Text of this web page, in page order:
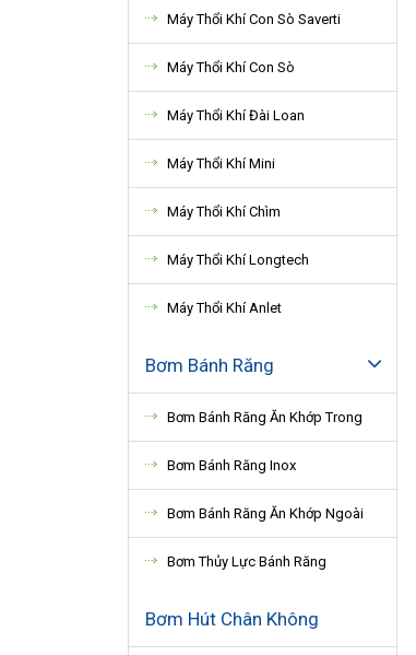
Máy Thổi Khí Con Sò Saverti
Máy Thổi Khí Con Sò
Máy Thổi Khí Đài Loan
Máy Thổi Khí Mini
Máy Thổi Khí Chìm
Máy Thổi Khí Longtech
Máy Thổi Khí Anlet
Bơm Bánh Răng
Bơm Bánh Răng Ăn Khớp Trong
Bơm Bánh Răng Inox
Bơm Bánh Răng Ăn Khớp Ngoài
Bơm Thủy Lực Bánh Răng
Bơm Hút Chân Không